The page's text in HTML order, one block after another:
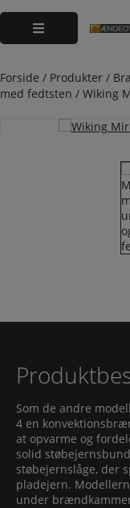
indholdet
Forside / Produkter /
med fedtsten / Wiking
Som de andre
4 en
at opvarme og
solid
støbejernslåge, der
pladejern.
under